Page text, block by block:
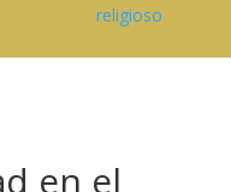
religioso
en el